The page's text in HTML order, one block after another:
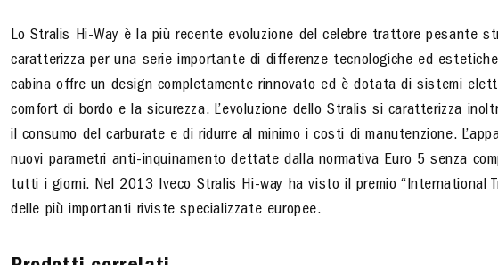
Lo Stralis Hi-Way è la più recente evoluzione del celebre trattore pesante
caratterizza per una serie importante di differenze tecnologiche ed
cabina offre un design completamente rinnovato ed è dotata di sistemi
comfort di bordo e la sicurezza. L’evoluzione dello Stralis si caratterizza
il consumo del carburate e di ridurre al minimo i costi di manutenzione.
nuovi parametri anti-inquinamento dettate dalla normativa Euro 5 senza
tutti i giorni. Nel 2013 Iveco Stralis Hi-way ha visto il premio “International
delle più importanti riviste specializzate europee.